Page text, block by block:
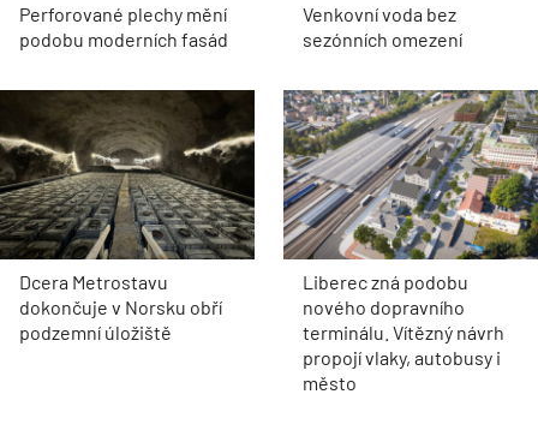
Perforované plechy mění
podobu moderních fasád
Venkovní voda bez
sezónních omezení
Dcera Metrostavu
dokončuje v Norsku obří
podzemní úložiště
Liberec zná podobu
nového dopravního
terminálu. Vítězný návrh
propojí vlaky, autobusy i
město